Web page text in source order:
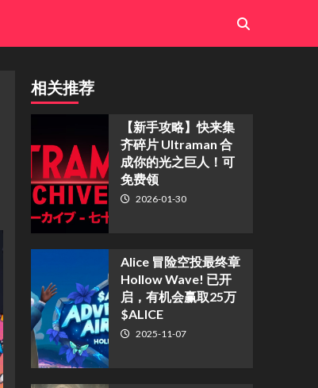
相关推荐
【新手攻略】快来集
齐碎片 Ultraman 合
成你的光之巨人！可
免费领
2026-01-30
Alice 冒险空投最终章
Hollow Wave! 已开
启，有机会赢取25万
$ALICE
2025-11-07